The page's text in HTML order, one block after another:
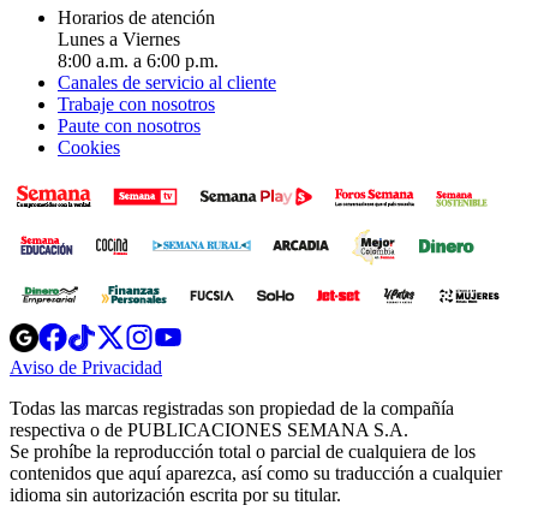
Horarios de atención
Lunes a Viernes
8:00 a.m. a 6:00 p.m.
Canales de servicio al cliente
Trabaje con nosotros
Paute con nosotros
Cookies
Opens
in
new
Opens
in
new
Opens
in
new
window
Opens
new
windowwindow
Aviso de Privacidad
new
window
Todas las marcas registradas son propiedad de la compañía
respectiva o de PUBLICACIONES SEMANA S.A.
Se prohíbe la reproducción total o parcial de cualquiera de los
contenidos que aquí aparezca, así como su traducción a cualquier
idioma sin autorización escrita por su titular.